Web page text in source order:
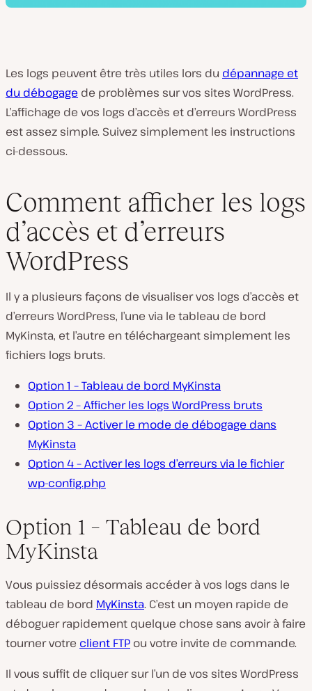
Les logs peuvent être très utiles lors du dépannage et
du débogage de problèmes sur vos sites WordPress.
L’affichage de vos logs d’accès et d’erreurs WordPress
est assez simple. Suivez simplement les instructions
ci-dessous.
Comment afficher les logs
d’accès et d’erreurs
WordPress
Il y a plusieurs façons de visualiser vos logs d’accès et
d’erreurs WordPress, l’une via le tableau de bord
MyKinsta, et l’autre en téléchargeant simplement les
fichiers logs bruts.
Option 1 – Tableau de bord MyKinsta
Option 2 – Afficher les logs WordPress bruts
Option 3 – Activer le mode de débogage dans
MyKinsta
Option 4 – Activer les logs d’erreurs via le fichier
wp-config.php
Option 1 – Tableau de bord
MyKinsta
Vous puissiez désormais accéder à vos logs dans le
tableau de bord MyKinsta. C’est un moyen rapide de
déboguer rapidement quelque chose sans avoir à faire
tourner votre client FTP ou votre invite de commande.
Il vous suffit de cliquer sur l’un de vos sites WordPress